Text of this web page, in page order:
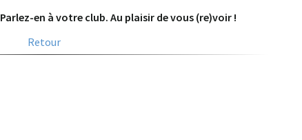
Parlez-en à votre club. Au plaisir de vous (re)voir !
Retour